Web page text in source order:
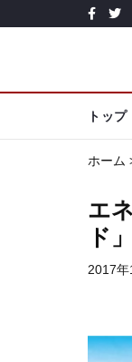
トップ
ホーム
エ
ド
2017